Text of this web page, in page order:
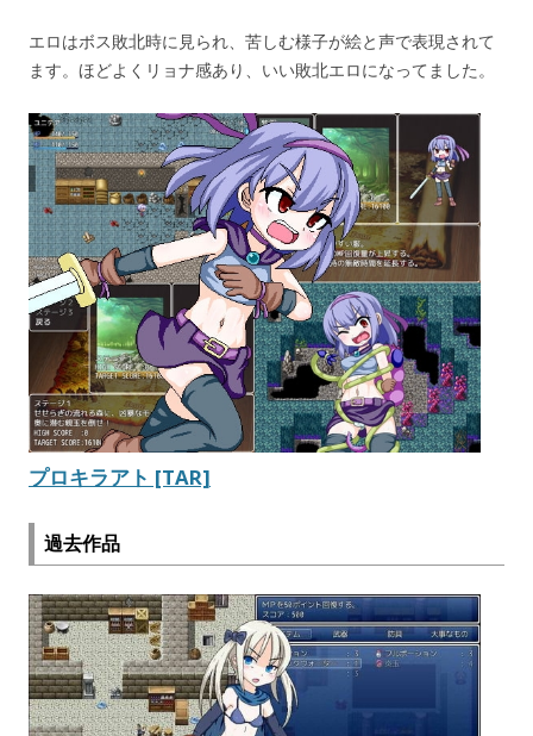
エロはボス敗北時に見られ、苦しむ様子が絵と声で表現されて
ます。ほどよくリョナ感あり、いい敗北エロになってました。
プロキラアト [TAR]
過去作品